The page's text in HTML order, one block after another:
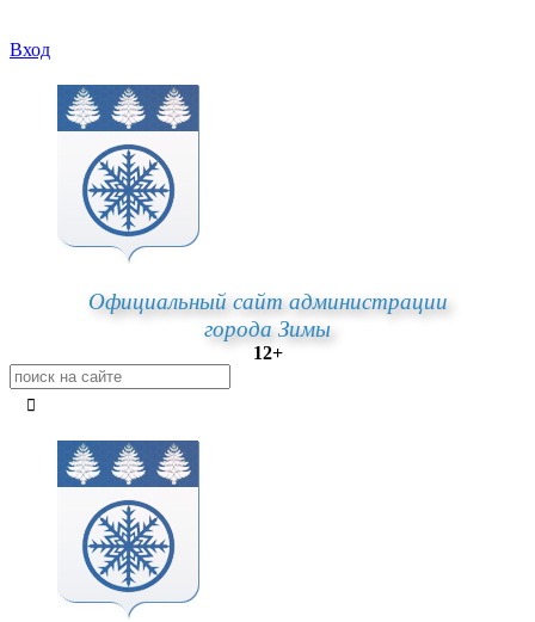
Вход
Официальный сайт администрации
города Зимы
12+